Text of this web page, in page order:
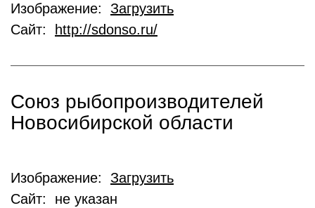
Изображение: Загрузить
Сайт:
http://sdonso.ru/
Союз рыбопроизводителей
Новосибирской области
Изображение: Загрузить
Сайт: не указан